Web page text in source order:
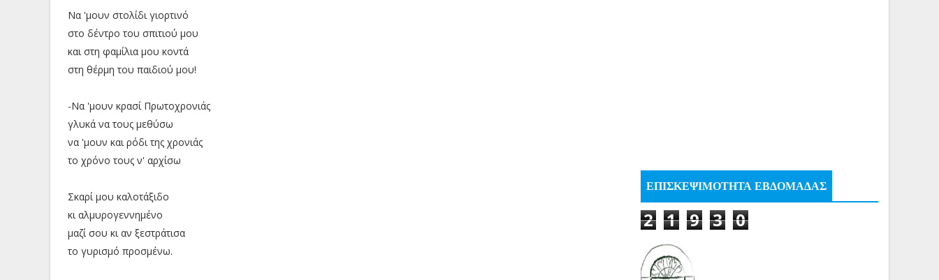
Να 'μουν στολίδι γιορτινό
στο δέντρο του σπιτιού μου
και στη φαμίλια μου κοντά
στη θέρμη του παιδιού μου!
-Να 'μουν κρασί Πρωτοχρονιάς
γλυκά να τους μεθύσω
να 'μουν και ρόδι της χρονιάς
το χρόνο τους ν' αρχίσω
Σκαρί μου καλοτάξιδο
κι αλμυρογεννημένο
μαζί σου κι αν ξεστράτισα
το γυρισμό προσμένω.
ΕΠΙΣΚΕΨΙΜΟΤΗΤΑ ΕΒΔΟΜΑΔΑΣ
2 1 9 3 0